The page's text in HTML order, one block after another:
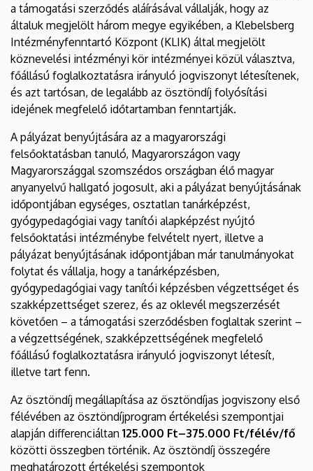
a támogatási szerződés aláírásával vállalják, hogy az
általuk megjelölt három megye egyikében, a Klebelsberg
Intézményfenntartó Központ (KLIK) által megjelölt
köznevelési intézményi kör intézményei közül választva,
főállású foglalkoztatásra irányuló jogviszonyt létesítenek,
és azt tartósan, de legalább az ösztöndíj folyósítási
idejének megfelelő időtartamban fenntartják.
A pályázat benyújtására az a magyarországi
felsőoktatásban tanuló, Magyarországon vagy
Magyarországgal szomszédos országban élő magyar
anyanyelvű hallgató jogosult, aki a pályázat benyújtásának
időpontjában egységes, osztatlan tanárképzést,
gyógypedagógiai vagy tanítói alapképzést nyújtó
felsőoktatási intézménybe felvételt nyert, illetve a
pályázat benyújtásának időpontjában már tanulmányokat
folytat és vállalja, hogy a tanárképzésben,
gyógypedagógiai vagy tanítói képzésben végzettséget és
szakképzettséget szerez, és az oklevél megszerzését
követően – a támogatási szerződésben foglaltak szerint –
a végzettségének, szakképzettségének megfelelő
főállású foglalkoztatásra irányuló jogviszonyt létesít,
illetve tart fenn.
Az ösztöndíj megállapítása az ösztöndíjas jogviszony első
félévében az ösztöndíjprogram értékelési szempontjai
alapján differenciáltan 125.000 Ft–375.000 Ft/félév/fő
közötti összegben történik. Az ösztöndíj összegére
meghatározott értékelési szempontok